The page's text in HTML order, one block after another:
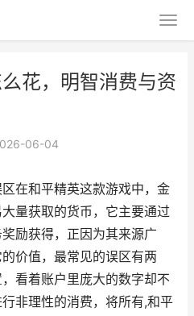
花，明智消费与资
06-04
在和平精英这款游戏中，金
量获取的货币，它主要通过
励获得，正因为其来源广
价值，最常见的误区有两
看着账户里庞大的数字却不
非理性的消费，将所有,和平